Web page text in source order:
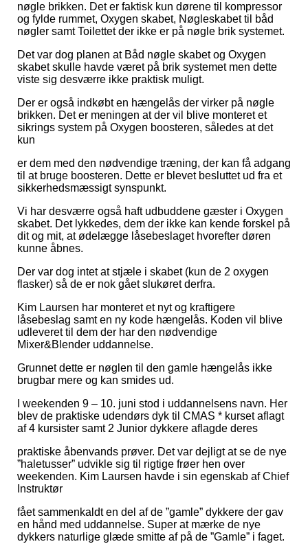
nøgle brikken. Det er faktisk kun dørene til kompressor
og fylde rummet, Oxygen skabet, Nøgleskabet til båd
nøgler samt Toilettet der ikke er på nøgle brik systemet.
Det var dog planen at Båd nøgle skabet og Oxygen
skabet skulle havde været på brik systemet men dette
viste sig desværre ikke praktisk muligt.
Der er også indkøbt en hængelås der virker på nøgle
brikken. Det er meningen at der vil blive monteret et
sikrings system på Oxygen boosteren, således at det
kun
er dem med den nødvendige træning, der kan få adgang
til at bruge boosteren. Dette er blevet besluttet ud fra et
sikkerhedsmæssigt synspunkt.
Vi har desværre også haft udbuddene gæster i Oxygen
skabet. Det lykkedes, dem der ikke kan kende forskel på
dit og mit, at ødelægge låsebeslaget hvorefter døren
kunne åbnes.
Der var dog intet at stjæle i skabet (kun de 2 oxygen
flasker) så de er nok gået slukøret derfra.
Kim Laursen har monteret et nyt og kraftigere
låsebeslag samt en ny kode hængelås. Koden vil blive
udleveret til dem der har den nødvendige
Mixer&Blender uddannelse.
Grunnet dette er nøglen til den gamle hængelås ikke
brugbar mere og kan smides ud.
I weekenden 9 – 10. juni stod i uddannelsens navn. Her
blev de praktiske udendørs dyk til CMAS * kurset aflagt
af 4 kursister samt 2 Junior dykkere aflagde deres
praktiske åbenvands prøver. Det var dejligt at se de nye
”haletusser” udvikle sig til rigtige frøer hen over
weekenden. Kim Laursen havde i sin egenskab af Chief
Instruktør
fået sammenkaldt en del af de ”gamle” dykkere der gav
en hånd med uddannelse. Super at mærke de nye
dykkers naturlige glæde smitte af på de ”Gamle” i faget.